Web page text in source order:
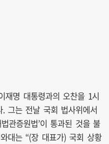
재명 대통령과의 오찬을 1시
그는 전날 국회 법사위에서
관증원법’이 통과된 것을 불
대는 “(장 대표가) 국회 상황